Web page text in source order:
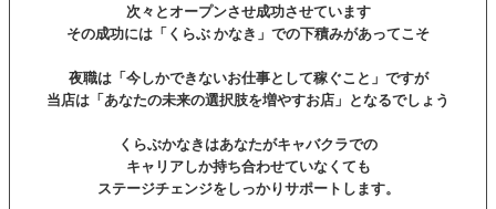
次々とオープンさせ成功させています
その成功には「くらぶ かなき」での下積みがあってこそ
夜職は「今しかできないお仕事として稼ぐこと」ですが
当店は「あなたの未来の選択肢を増やすお店」となるでしょう
くらぶかなきはあなたがキャバクラでの
キャリアしか持ち合わせていなくても
ステージチェンジをしっかりサポートします。